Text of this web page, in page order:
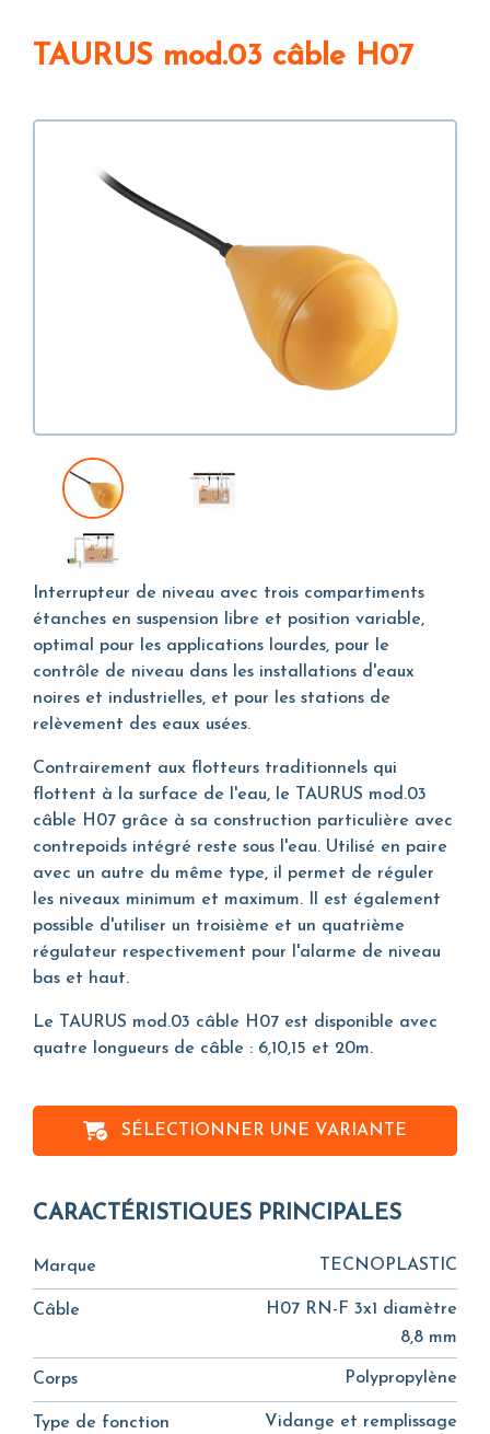
TAURUS mod.03 câble H07
Interrupteur de niveau avec trois compartiments
étanches en suspension libre et position variable,
optimal pour les applications lourdes, pour le
contrôle de niveau dans les installations d'eaux
noires et industrielles, et pour les stations de
relèvement des eaux usées.
Contrairement aux flotteurs traditionnels qui
flottent à la surface de l'eau, le TAURUS mod.03
câble H07 grâce à sa construction particulière avec
contrepoids intégré reste sous l'eau. Utilisé en paire
avec un autre du même type, il permet de réguler
les niveaux minimum et maximum. Il est également
possible d'utiliser un troisième et un quatrième
régulateur respectivement pour l'alarme de niveau
bas et haut.
Le TAURUS mod.03 câble H07 est disponible avec
quatre longueurs de câble : 6,10,15 et 20m.
SÉLECTIONNER UNE VARIANTE
CARACTÉRISTIQUES PRINCIPALES
Marque TECNOPLASTIC
Câble
H07 RN-F 3x1 diamètre
8,8 mm
Corps Polypropylène
Type de fonction Vidange et remplissage